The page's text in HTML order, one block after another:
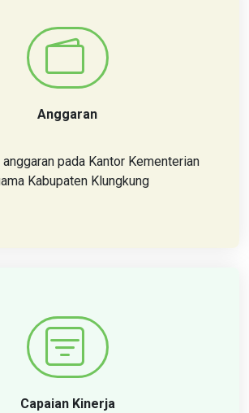
Anggaran
pada Kantor Kementerian
Kabupaten Klungkung
Capaian Kinerja